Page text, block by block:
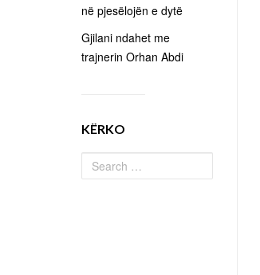
në pjesëlojën e dytë
Gjilani ndahet me
trajnerin Orhan Abdi
KËRKO